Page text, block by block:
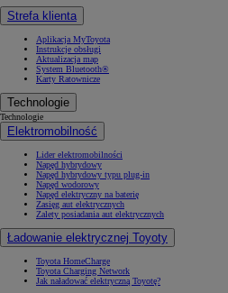
Strefa klienta
Aplikacja MyToyota
Instrukcje obsługi
Aktualizacja map
System Bluetooth®
Karty Ratownicze
Technologie
Technologie
Elektromobilność
Lider elektromobilności
Napęd hybrydowy
Napęd hybrydowy typu plug-in
Napęd wodorowy
Napęd elektryczny na baterię
Zasięg aut elektrycznych
Zalety posiadania aut elektrycznych
Ładowanie elektrycznej Toyoty
Toyota HomeCharge
Toyota Charging Network
Jak naładować elektryczną Toyotę?